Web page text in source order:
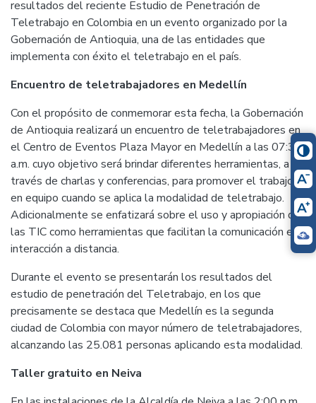
resultados del reciente Estudio de Penetración de
Teletrabajo en Colombia en un evento organizado por la
Gobernación de Antioquia, una de las entidades que
implementa con éxito el teletrabajo en el país.
Encuentro de teletrabajadores en Medellín
Con el propósito de conmemorar esta fecha, la Gobernación
de Antioquia realizará un encuentro de teletrabajadores en
el Centro de Eventos Plaza Mayor en Medellín a las 07:30
a.m. cuyo objetivo será brindar diferentes herramientas, a
través de charlas y conferencias, para promover el trabajo
en equipo cuando se aplica la modalidad de teletrabajo.
Adicionalmente se enfatizará sobre el uso y apropiación de
las TIC como herramientas que facilitan la comunicación e
interacción a distancia.
Durante el evento se presentarán los resultados del
estudio de penetración del Teletrabajo, en los que
precisamente se destaca que Medellín es la segunda
ciudad de Colombia con mayor número de teletrabajadores,
alcanzando las 25.081 personas aplicando esta modalidad.
Taller gratuito en Neiva